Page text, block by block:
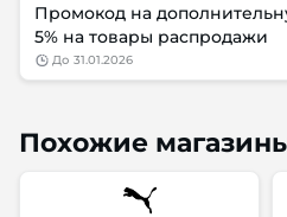
Промокод на
5% на товары распродажи
до 31.01.2026
Похожие